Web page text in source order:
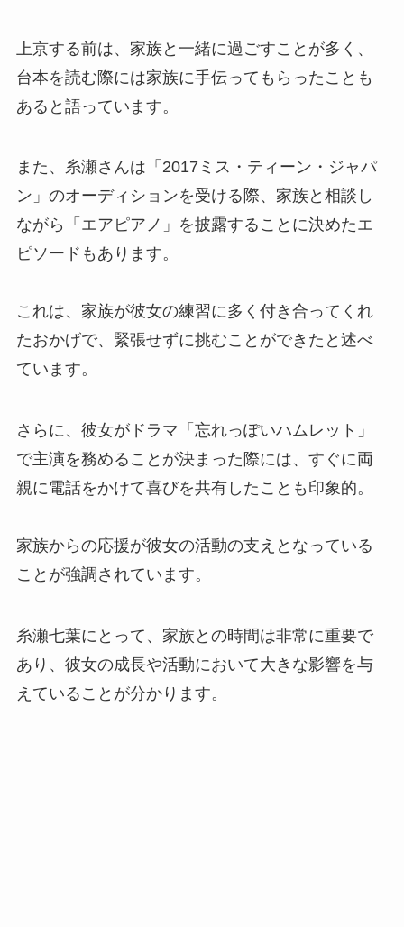
上京する前は、家族と一緒に過ごすことが多く、
台本を読む際には家族に手伝ってもらったことも
あると語っています。
また、糸瀬さんは「2017ミス・ティーン・ジャパ
ン」のオーディションを受ける際、家族と相談し
ながら「エアピアノ」を披露することに決めたエ
ピソードもあります。
これは、家族が彼女の練習に多く付き合ってくれ
たおかげで、緊張せずに挑むことができたと述べ
ています。
さらに、彼女がドラマ「忘れっぽいハムレット」
で主演を務めることが決まった際には、すぐに両
親に電話をかけて喜びを共有したことも印象的。
家族からの応援が彼女の活動の支えとなっている
ことが強調されています。
糸瀬七葉にとって、家族との時間は非常に重要で
あり、彼女の成長や活動において大きな影響を与
えていることが分かります。